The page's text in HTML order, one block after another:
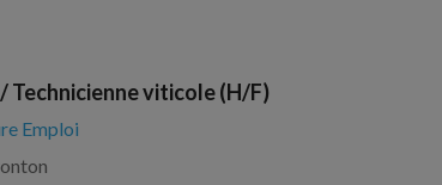
Technicienne viticole (H/F)
Emploi